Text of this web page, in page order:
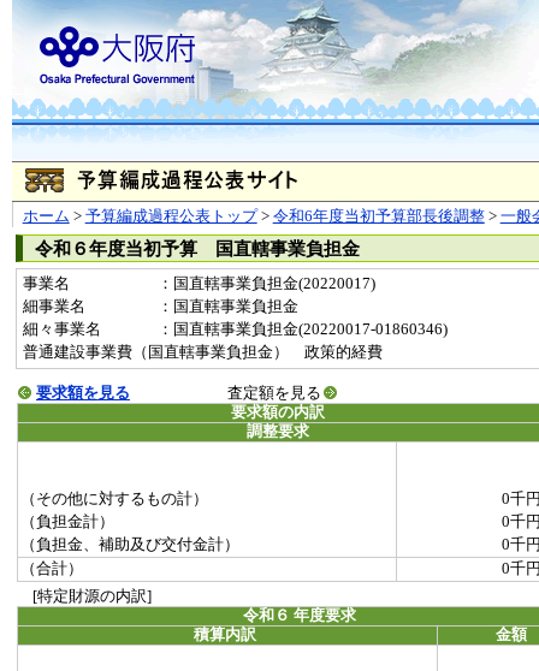
ホーム > 予算編成過程公表トップ> 令和6年度当初予算部長後調整> 一般
令和６年度当初予算 国直轄事業負担金
事業名
：国直轄事業負担金(20220017)
細事業名
：国直轄事業負担金
細々事業名
：国直轄事業負担金(20220017-01860346)
普通建設事業費（国直轄事業負担金） 政策的経費
要求額を見る
査定額を見る
要求額の内訳
調整要求
（その他に対するもの計）
0千
（負担金計）
0千
（負担金、補助及び交付金計）
0千
（合計）
0千
[特定財源の内訳]
令和６ 年度要求
積算内訳
金額